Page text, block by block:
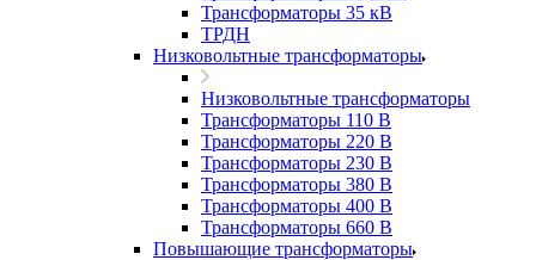
Трансформаторы 35 кВ
ТРДН
Низковольтные трансформаторы
Низковольтные трансформаторы
Трансформаторы 110 В
Трансформаторы 220 В
Трансформаторы 230 В
Трансформаторы 380 В
Трансформаторы 400 В
Трансформаторы 660 В
Повышающие трансформаторы